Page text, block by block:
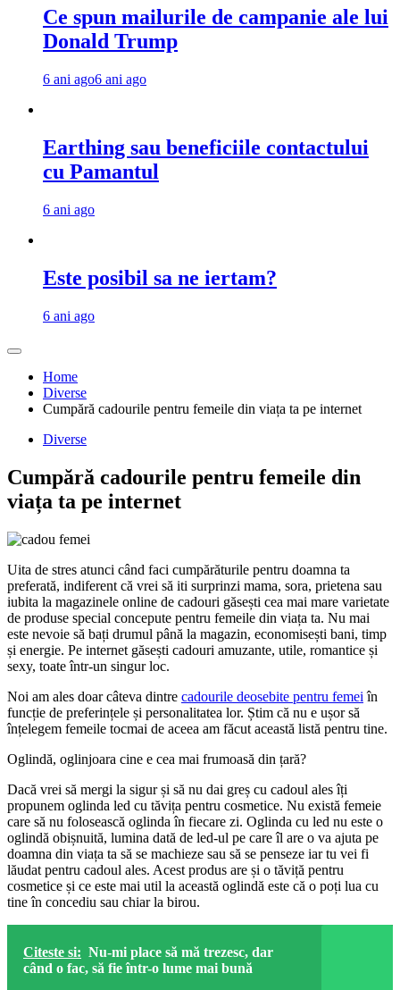
Ce spun mailurile de campanie ale lui
Donald Trump
6 ani ago6 ani ago
Earthing sau beneficiile contactului
cu Pamantul
6 ani ago
Este posibil sa ne iertam?
6 ani ago
Home
Diverse
Cumpără cadourile pentru femeile din viața ta pe internet
Diverse
Cumpără cadourile pentru femeile din
viața ta pe internet
Uita de stres atunci când faci cumpărăturile pentru doamna ta
preferată, indiferent că vrei să iti surprinzi mama, sora, prietena sau
iubita la magazinele online de cadouri găsești cea mai mare varietate
de produse special concepute pentru femeile din viața ta. Nu mai
este nevoie să bați drumul până la magazin, economisești bani, timp
și energie. Pe internet găsești cadouri amuzante, utile, romantice și
sexy, toate într-un singur loc.
Noi am ales doar câteva dintre cadourile deosebite pentru femei în
funcție de preferințele și personalitatea lor. Știm că nu e ușor să
înțelegem femeile tocmai de aceea am făcut această listă pentru tine.
Oglindă, oglinjoara cine e cea mai frumoasă din țară?
Dacă vrei să mergi la sigur și să nu dai greș cu cadoul ales îți
propunem oglinda led cu tăvița pentru cosmetice. Nu există femeie
care să nu folosească oglinda în fiecare zi. Oglinda cu led nu este o
oglindă obișnuită, lumina dată de led-ul pe care îl are o va ajuta pe
doamna din viața ta să se machieze sau să se penseze iar tu vei fi
lăudat pentru cadoul ales. Acest produs are și o tăviță pentru
cosmetice și ce este mai util la această oglindă este că o poți lua cu
tine în concediu sau chiar la birou.
Citeste si: Nu-mi place să mă trezesc, dar
când o fac, să fie într-o lume mai bună